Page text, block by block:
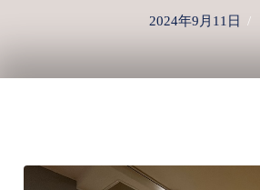
P
n
2024年9月11日